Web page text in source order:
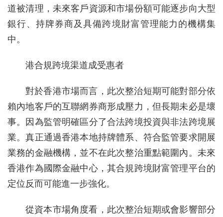
道被清理，未來客戶資源和市場份額可能逐步向大型
銀行、持牌券商及具備跨境財富管理能力的機構集
中。
港合規跨境渠道成受惠者
對於香港市場而言，此次整治短期可能對部分依
賴內地客戶的互聯網券商形成壓力，但長期未必是壞
事。因為監管明確區分了合法跨境投資與非法跨境展
業。真正通過香港本地持牌體系、符合監管要求開展
業務的金融機構，並不在此次整治重點範圍內。未來
香港作為國際金融中心，其合規跨境財富管理平台的
定位反而可能進一步強化。
從資本市場角度看，此次整治短期或會影響部分